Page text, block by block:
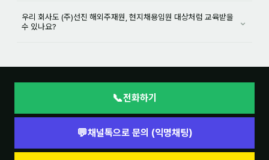
우리 회사도 (주)선진 해외주재원, 현지채용임원 대상처럼 교육받을
수 있나요?
⌄
📞전화하기
💬채널톡으로 문의 (익명채팅)